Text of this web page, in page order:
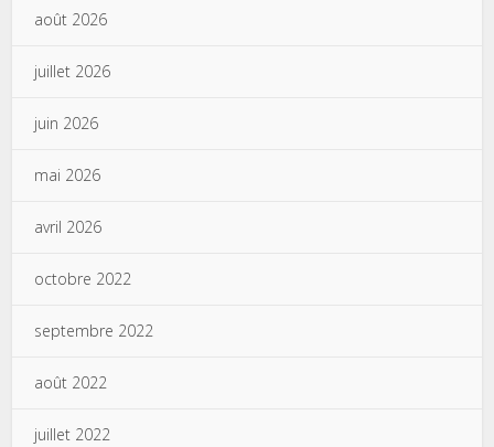
août 2026
juillet 2026
juin 2026
mai 2026
avril 2026
octobre 2022
septembre 2022
août 2022
juillet 2022